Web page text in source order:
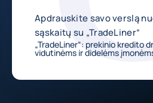
Apdrauskite savo verslą
sąskaitų su „TradeLiner“
„TradeLiner“: prekinio kredito
vidutinėms ir didelėms